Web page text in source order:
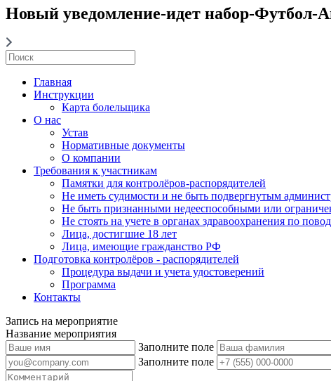
Новый уведомление-идет набор-Футбол-
Главная
Инструкции
Карта болельщика
О нас
Устав
Нормативные документы
О компании
Требования к участникам
Памятки для контролёров-распорядителей
Не иметь судимости и не быть подвергнутым
Не быть признанными недееспособными или
Не стоять на учете в органах здравоохранения по
Лица, достигшие 18 лет
Лица, имеющие гражданство РФ
Подготовка контролёров - распорядителей
Процедура выдачи и учета удостоверений
Программа
Контакты
Запись на мероприятие
Название мероприятия
Заполните поле
Заполните поле